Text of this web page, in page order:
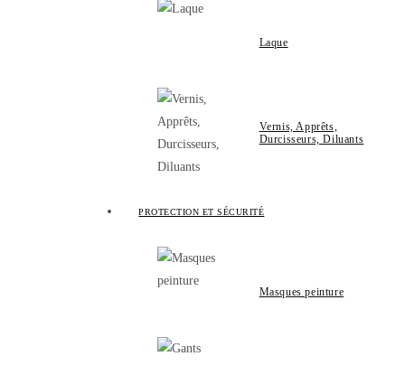
Laque
Vernis, Apprêts,
Durcisseurs, Diluants
PROTECTION ET SÉCURITÉ
Masques peinture